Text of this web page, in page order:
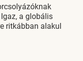
a globális
ritkábban alakul